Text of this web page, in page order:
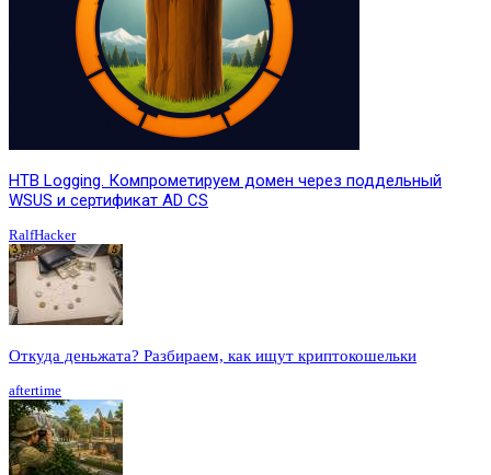
HTB Logging. Компрометируем домен через поддельный
WSUS и сертификат AD CS
RalfHacker
Откуда деньжата? Разбираем, как ищут криптокошельки
aftertime